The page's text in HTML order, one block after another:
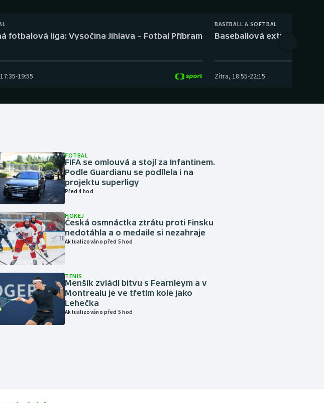
Volejbal
fotbalová liga: Vysočina Jihlava – Fotbal Příbram
17:35-19:55
BASEBALL A SOFTBAL
Baseballová extraliga:
Zítra, 18:55-22:15
FOTBAL
FIFA se omlouvá a stojí za Infantinem.
Podle Guardianu se podílela i na
projektu superligy
Před 4 hod
HOKEJ
Česká osmnáctka ztrátu proti Finsku
nedotáhla a o medaile si nezahraje
Aktualizováno před 5 hod
TENIS
Menšík zvládl bitvu s Fearnleym a v
Montrealu je ve třetím kole jako
Lehečka
Aktualizováno před 5 hod